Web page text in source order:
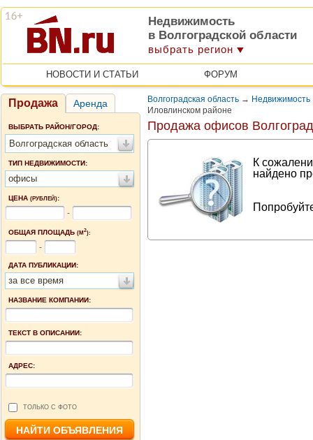
Недвижимость
в Волгоградской области
выбрать регион
НОВОСТИ И СТАТЬИ ФОРУМ
Продажа Аренда
ВЫБРАТЬ РАЙОН/ГОРОД:
Волгоградская область
ТИП НЕДВИЖИМОСТИ:
офисы
ЦЕНА (РУБЛЕЙ):
-
ОБЩАЯ ПЛОЩАДЬ (М2):
-
ДАТА ПУБЛИКАЦИИ:
за все время
НАЗВАНИЕ КОМПАНИИ:
ТЕКСТ В ОПИСАНИИ:
АДРЕС:
ТОЛЬКО С ФОТО
Волгоградская область → Недвижимость
Иловлинском районе
Продажа офисов
К
найдено